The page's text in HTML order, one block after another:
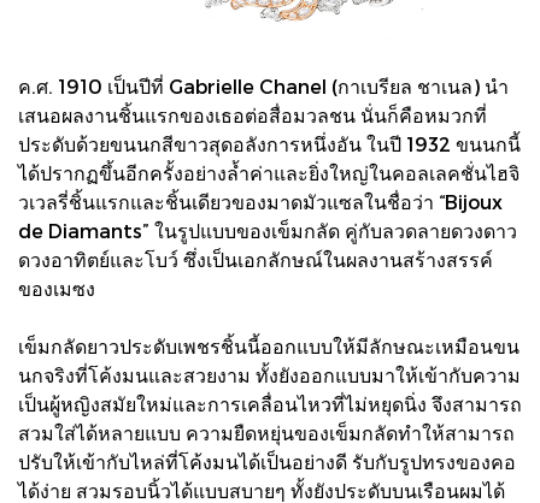
ค.ศ. 1910 เป็นปีที่ Gabrielle Chanel (กาเบรียล ชาเนล) นำ
เสนอผลงานชิ้นแรกของเธอต่อสื่อมวลชน นั่นก็คือหมวกที่
ประดับด้วยขนนกสีขาวสุดอลังการหนึ่งอัน ในปี 1932 ขนนกนี้
ได้ปรากฏขึ้นอีกครั้งอย่างล้ำค่าและยิ่งใหญ่ในคอลเลคชั่นไฮจิ
วเวลรี่ชิ้นแรกและชิ้นเดียวของมาดมัวแซลในชื่อว่า “Bijoux
de Diamants” ในรูปแบบของเข็มกลัด คู่กับลวดลายดวงดาว
ดวงอาทิตย์และโบว์ ซึ่งเป็นเอกลักษณ์ในผลงานสร้างสรรค์
ของเมซง
เข็มกลัดยาวประดับเพชรชิ้นนี้ออกแบบให้มีลักษณะเหมือนขน
นกจริงที่โค้งมนและสวยงาม ทั้งยังออกแบบมาให้เข้ากับความ
เป็นผู้หญิงสมัยใหม่และการเคลื่อนไหวที่ไม่หยุดนิ่ง จึงสามารถ
สวมใส่ได้หลายแบบ ความยืดหยุ่นของเข็มกลัดทำให้สามารถ
ปรับให้เข้ากับไหล่ที่โค้งมนได้เป็นอย่างดี รับกับรูปทรงของคอ
ได้ง่าย สวมรอบนิ้วได้แบบสบายๆ ทั้งยังประดับบนเรือนผมได้